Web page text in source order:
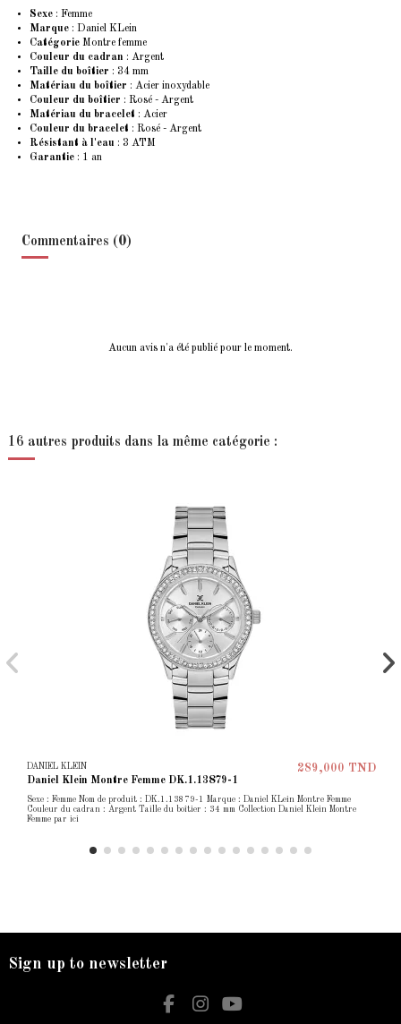
Sexe : Femme
Marque : Daniel KLein
Catégorie Montre femme
Couleur du cadran : Argent
Taille du boîtier : 34 mm
Matériau du boîtier : Acier inoxydable
Couleur du boîtier : Rosé - Argent
Matériau du bracelet : Acier
Couleur du bracelet : Rosé - Argent
Résistant à l'eau : 3 ATM
Garantie : 1 an
Commentaires (0)
Aucun avis n'a été publié pour le moment.
16 autres produits dans la même catégorie :
DANIEL KLEIN
Daniel Klein Montre Femme DK.1.13879-1
289,000 TND
Sexe : Femme Nom de produit : DK.1.13879-1 Marque : Daniel KLein Montre Femme
Couleur du cadran : Argent Taille du boîtier : 34 mm Collection Daniel Klein Montre
Femme par ici
Sign up to newsletter